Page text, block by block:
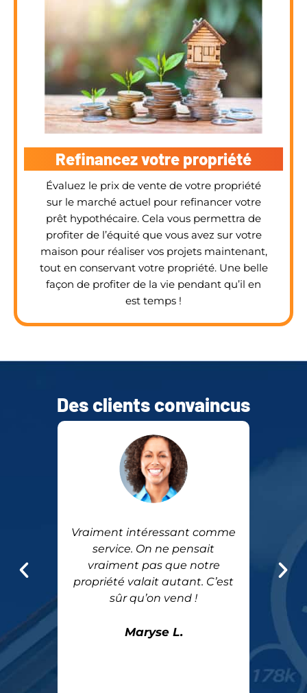
Refinancez votre propriété
Évaluez le prix de vente de votre propriété
sur le marché actuel pour refinancer votre
prêt hypothécaire. Cela vous permettra de
profiter de l’équité que vous avez sur votre
maison pour réaliser vos projets maintenant,
tout en conservant votre propriété. Une belle
façon de profiter de la vie pendant qu’il en
est temps !
Des clients convaincus
comme
notre
C’est
L.
Très satisfait des
informations obtenues sur
ma propriété. Le
professionnel qui l’a évaluée
était sympathique et très
utiliser l’équité sur notre
propriété pour s’acheter un